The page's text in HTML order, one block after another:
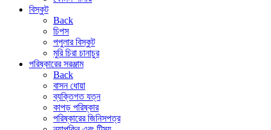
বিস্কুট
Back
চিপস
পপুলার বিস্কুট
মুরি চিরা চানাচুর
পরিষ্কারের সরঞ্জাম
Back
বাসন ধোয়া
ব্যক্তিগত যত্ন
কাপড় পরিষ্কার
পরিষ্কারের জিনিসপত্র